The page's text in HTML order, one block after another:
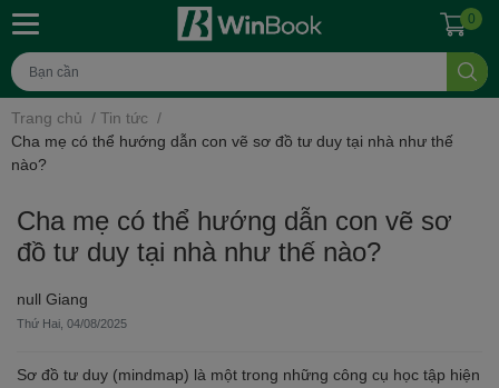
0
Trang chủ / Tin tức /
Cha mẹ có thể hướng dẫn con vẽ sơ đồ tư duy tại nhà như thế
nào?
Cha mẹ có thể hướng dẫn con vẽ sơ
đồ tư duy tại nhà như thế nào?
null Giang
Thứ Hai, 04/08/2025
Sơ đồ tư duy (mindmap) là một trong những công cụ học tập hiện